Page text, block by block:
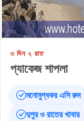
৩ দিন ২ রাত
প্যাকেজ শাপলা
মনোমুগ্ধকর এসি রুম
দুপুর ও রাতের খাবার